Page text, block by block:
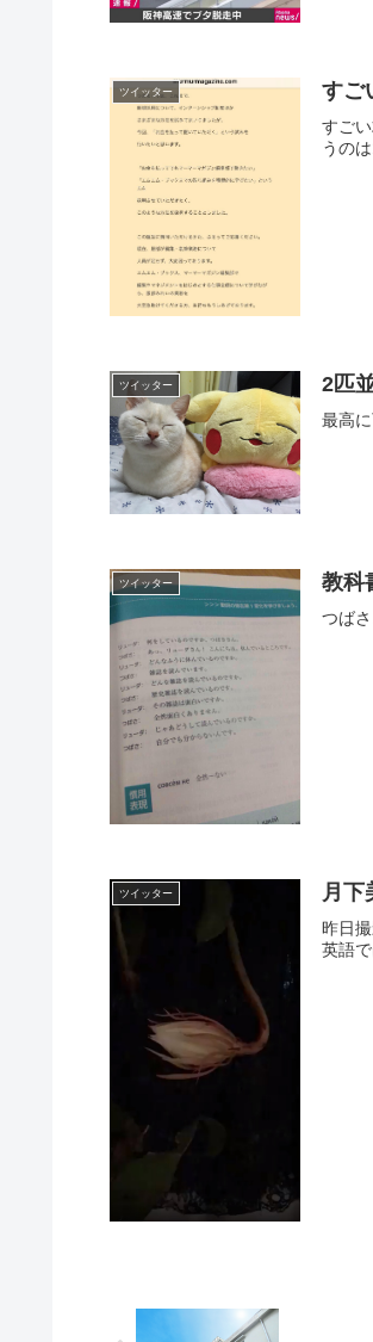
ツイッター すご
すご
うの
ツイッター 2匹
最高
ツイッター 教科
つば
ツイッター 月下
昨日
英語